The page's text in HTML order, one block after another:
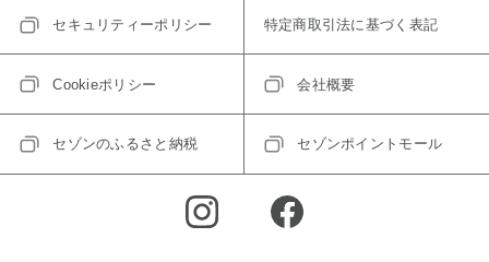
セキュリティーポリシー 特定商取引法に基づく表記
Cookieポリシー 会社概要
セゾンのふるさと納税 セゾンポイントモール